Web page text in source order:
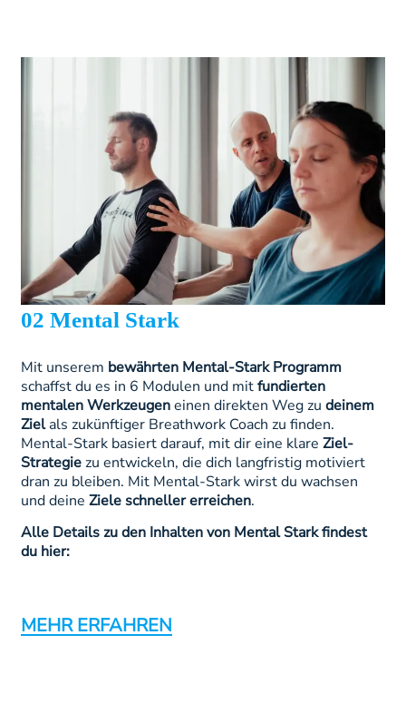
02 Mental Stark
Mit unserem bewährten Mental-Stark Programm
schaffst du es in 6 Modulen und mitfundierten
mentalen Werkzeugeneinen direkten Weg zu deinem
Zielals zukünftiger Breathwork Coach zu finden.
Mental-Stark basiert darauf, mit dir eine klare Ziel-
Strategiezu entwickeln, die dich langfristig motiviert
dran zu bleiben. Mit Mental-Stark wirst du wachsen
und deine Ziele schneller erreichen.
Alle Details zu den Inhalten von Mental Stark findest
du hier:
MEHR ERFAHREN